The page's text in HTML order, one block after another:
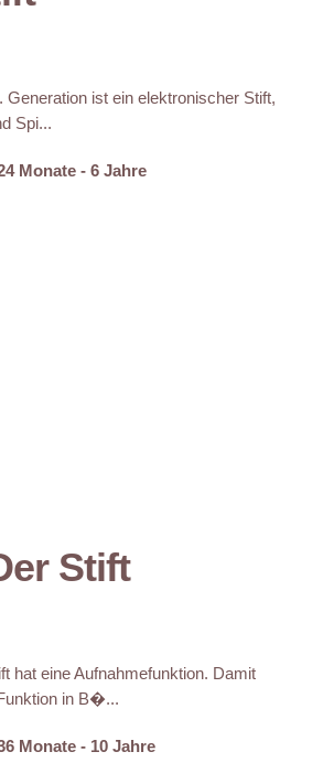
Generation ist ein elektronischer Stift,
Spi...
Monate - 6 Jahre
Stift
hat eine Aufnahmefunktion. Damit
in B�...
Monate - 10 Jahre